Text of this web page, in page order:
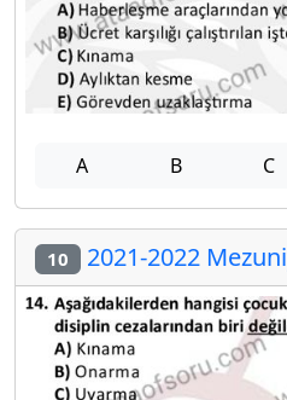
A B C
10 2021-2022